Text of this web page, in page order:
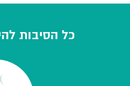
כל הסיבות